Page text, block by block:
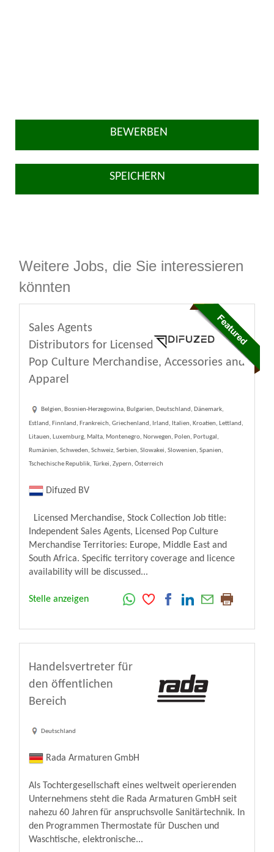
BEWERBEN
SPEICHERN
Weitere Jobs, die Sie interessieren
könnten
Sales Agents
Distributors for Licensed
Pop Culture Merchandise, Accessories and
Apparel
Belgien, Bosnien-Herzegowina, Bulgarien, Deutschland, Dänemark,
Estland, Finnland, Frankreich, Griechenland, Irland, Italien, Kroatien, Lettland,
Litauen, Luxemburg, Malta, Montenegro, Norwegen, Polen, Portugal,
Rumänien, Schweden, Schweiz, Serbien, Slowakei, Slowenien, Spanien,
Tschechische Republik, Türkei, Zypern, Österreich
Difuzed BV
Licensed Merchandise, Stock Collection Job title:
Independent Sales Agents, Licensed Pop Culture
Merchandise Territories: Europe, Middle East and
South Africa. Specific territory coverage and licence
availability will be discussed...
Stelle anzeigen
Handelsvertreter für
den öffentlichen
Bereich
Deutschland
Rada Armaturen GmbH
Als Tochtergesellschaft eines weltweit operierenden
Unternehmens steht die Rada Armaturen GmbH seit
nahezu 60 Jahren für anspruchsvolle Sanitärtechnik. In
den Programmen Thermostate für Duschen und
Waschtische, elektronische...